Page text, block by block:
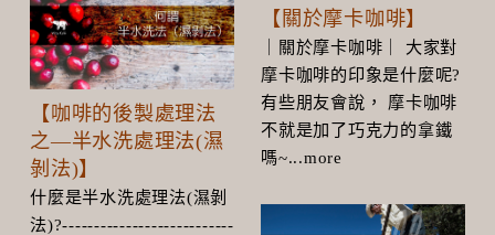
【咖啡的後製處理法
之—半水洗處理法(濕
剝法)】
什麼是半水洗處理法(濕剝
法)?---------------------------
【關於摩卡咖啡】
｜關於摩卡咖啡｜ 大家對
摩卡咖啡的印象是什麼呢?
有些朋友會說， 摩卡咖啡
不就是加了巧克力的拿鐵
嗎~...more